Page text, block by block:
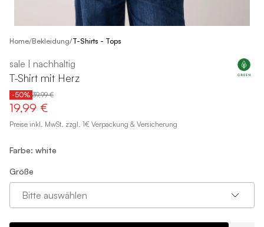
Home/Bekleidung/T-Shirts - Tops
sale | nachhaltig
T-Shirt mit Herz
-50% 39,99 €
19,99 €
Preise inkl. MwSt. zzgl. 1€ Verpackung & Versicherung
Farbe: white
Größe
Bitte auswählen